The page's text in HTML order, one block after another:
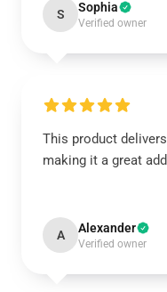
S Sophia
Verified owner
This product
making it a great
A Alexander
Verified owner